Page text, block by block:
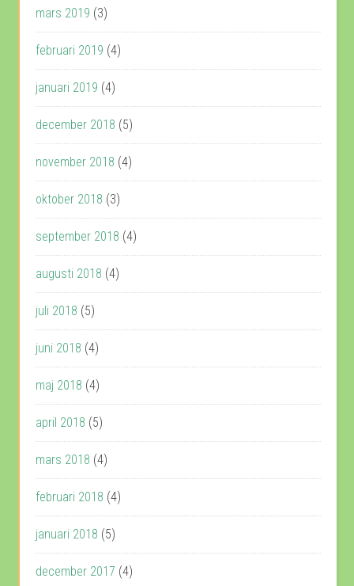
mars 2019 (3)
februari 2019 (4)
januari 2019 (4)
december 2018 (5)
november 2018 (4)
oktober 2018 (3)
september 2018 (4)
augusti 2018 (4)
juli 2018 (5)
juni 2018 (4)
maj 2018 (4)
april 2018 (5)
mars 2018 (4)
februari 2018 (4)
januari 2018 (5)
december 2017 (4)